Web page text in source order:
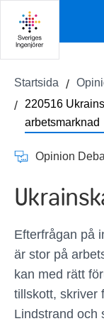
Startsida
220516
arbetsmarknad
Opinion
Efterfrågan på
är stor på
kan med rätt
tillskott, skriver
Lindstrand och